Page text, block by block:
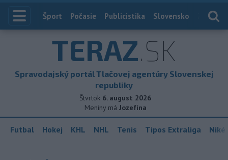
Index
Šport Počasie Publicistika Slovensko
TERAZ.SK
Spravodajský portál Tlačovej agentúry Slovenskej
republiky
Štvrtok 6. august 2026
Meniny má Jozefína
Futbal Hokej KHL NHL Tenis Tipos Extraliga